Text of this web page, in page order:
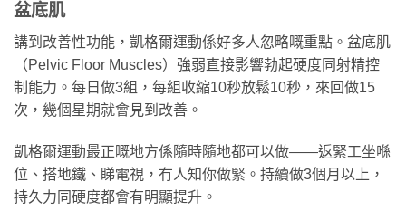
盆底肌
講到改善性功能，凱格爾運動係好多人忽略嘅重點。盆底肌
（Pelvic Floor Muscles）強弱直接影響勃起硬度同射精控
制能力。每日做3組，每組收縮10秒放鬆10秒，來回做15
次，幾個星期就會見到改善。
凱格爾運動最正嘅地方係隨時隨地都可以做——返緊工坐喺
位、搭地鐵、睇電視，冇人知你做緊。持續做3個月以上，
持久力同硬度都會有明顯提升。